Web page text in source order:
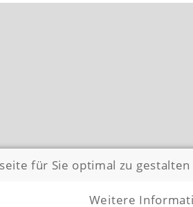
für Sie optimal zu
Weitere